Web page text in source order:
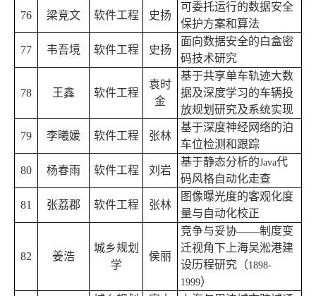
76 梁竞文 软件工程 史扬
可委托运行的数据安全
保护方案和算法
77 韦吾境 软件工程 史扬
面向数据安全的白盒密
码技术研究
78 王鑫 软件工程
袁时
金
基于共享单车轨迹大数
据及深度学习的车辆投
放规划研究及系统实现
79 李曦媛 软件工程 张林
基于深度神经网络的泊
车位检测和跟踪
80 杨春雨 软件工程 刘岩
基于静态分析的Java代
码风格自动化走查
81 张荔郡 软件工程 张林
图像曝光度的客观化度
量与自动化校正
82 姜浩
城乡规划
学
侯丽
竞争与妥协——制度变
迁视角下上海吴淞港建
设历程研究（1898-
1999）